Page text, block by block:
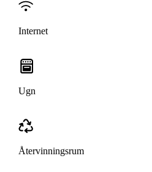
Internet
Ugn
Återvinningsrum